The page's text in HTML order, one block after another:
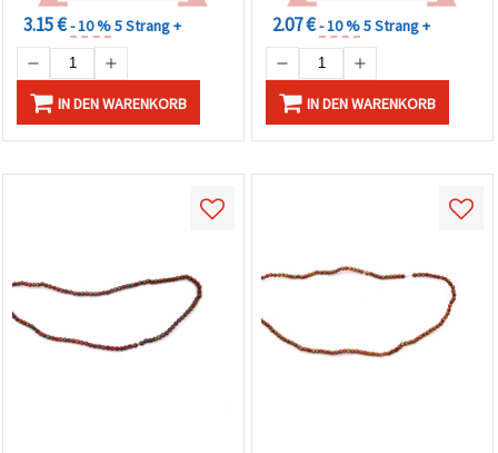
3.15 €- 10 %5 Strang +
IN DEN WARENKORB
2.07 €- 10 %5 Strang +
IN DEN WARENKORB